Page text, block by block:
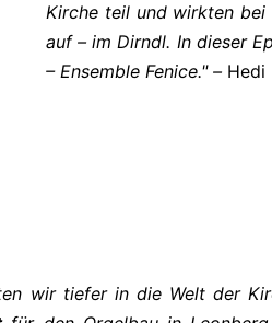
Kirche teil und wirkten bei
auf – im Dirndl. In dieser
– Ensemble Fenice." – Hedi
wir tiefer in die Welt der